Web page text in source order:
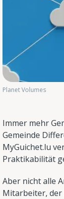
Planet Volumes
Immer mehr
Gemeinde
MyGuichet.lu
Praktikabilität
Aber nicht alle
Mitarbeiter,